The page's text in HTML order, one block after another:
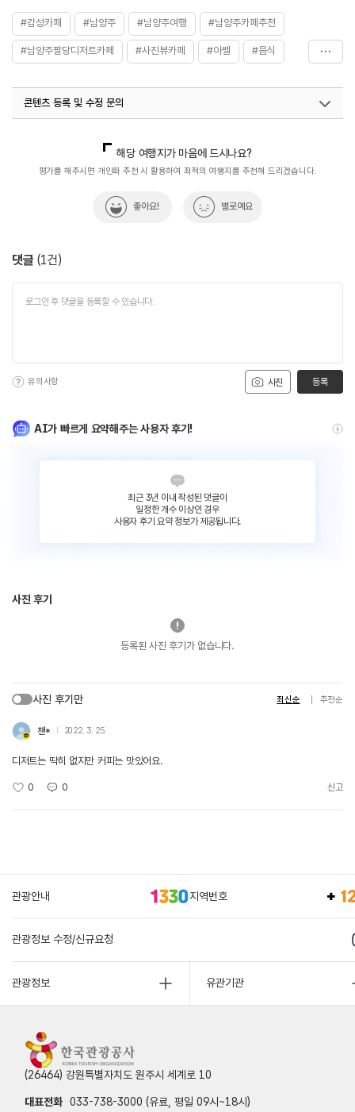
#감성카페 #남양주 #남양주여행 #남양주카페추천
#남양주팔당디저트카페 #사진뷰카페 #아벨 #음식
콘텐츠 등록 및 수정 문의
해당 여행지가 마음에 드시나요?
평가를 해주시면 개인화 추천 시 활용하여 최적의 여행지를 추천해 드리겠습니다.
좋아요! 별로예요
댓글 (1건)
사진
유의사항 등록
AI가 빠르게 요약해주는 사용자 후기!
최근 3년 이내 작성된 댓글이
일정한 개수 이상인 경우
사용자 후기 요약 정보가 제공됩니다.
사진 후기
등록된 사진 후기가 없습니다.
사진 후기만 최신순 추천순
챈* 2022. 3. 25.
디저트는 딱히 없지만 커피는 맛있어요.
0 0 신고
관광안내 지역번호
관광정보 수정/신규요청
관광정보 유관기관
(26464) 강원특별자치도 원주시 세계로 10
대표전화 033-738-3000 (유료, 평일 09시~18시)